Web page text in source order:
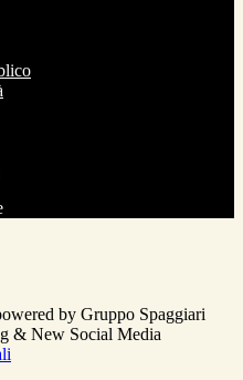
by Gruppo Spaggiari
& New Social Media